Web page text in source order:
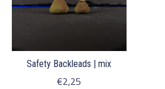
Safety Backleads | mix
€2,25